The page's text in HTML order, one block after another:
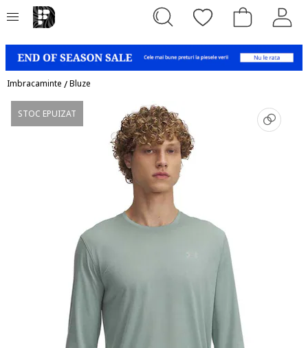
Imbracaminte /Bluze
STOC EPUIZAT